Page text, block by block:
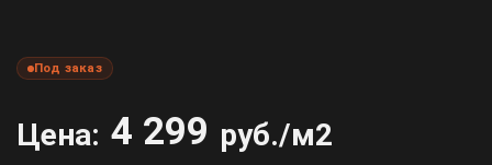
Под заказ
Цена: 4 299 руб./м2